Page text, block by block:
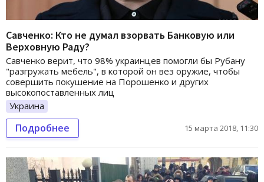
Савченко: Кто не думал взорвать Банковую или
Верховную Раду?
Савченко верит, что 98% украинцев помогли бы Рубану
"разгружать мебель", в которой он вез оружие, чтобы
совершить покушение на Порошенко и других
высокопоставленных лиц
Украина
Подробнее 15 марта 2018, 11:30